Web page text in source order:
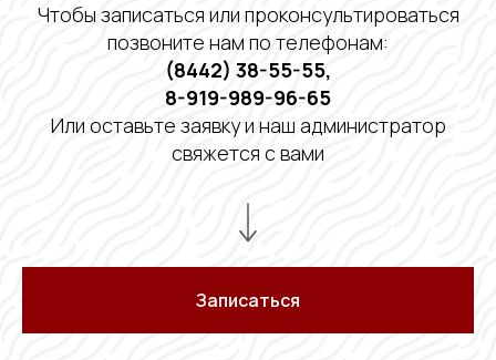
Чтобы записаться или проконсультироваться
позвоните нам по телефонам:
(8442) 38-55-55,
8-919-989-96-65
Или оставьте заявку и наш администратор
свяжется с вами
Записаться